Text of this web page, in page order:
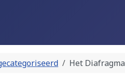
Het Diafragma